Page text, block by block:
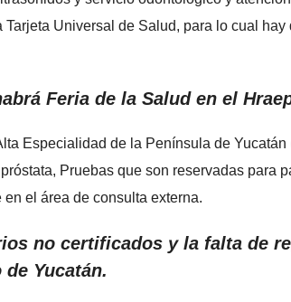
Universal de Salud, para lo cual
Feria de la Salud en el
Especialidad de la Península de
Pruebas que son reservadas para
el área de consulta externa.
no certificados y la falta de
Yucatán.